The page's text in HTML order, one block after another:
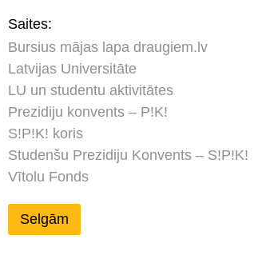
Saites:
Bursius mājas lapa draugiem.lv
Latvijas Universitāte
LU un studentu aktivitātes
Prezidiju konvents – P!K!
S!P!K! koris
Studenšu Prezidiju Konvents – S!P!K!
Vītolu Fonds
Selgām